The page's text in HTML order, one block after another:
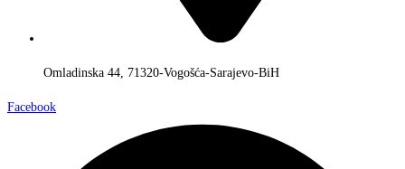
Omladinska 44, 71320-Vogošća-Sarajevo-BiH
Facebook